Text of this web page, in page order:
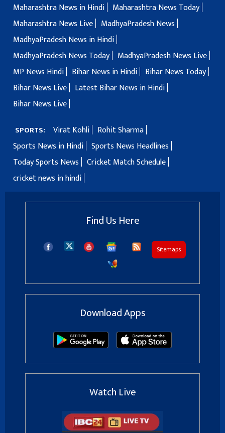
Maharashtra News in Hindi
Maharashtra News Today
Maharashtra News Live
MadhyaPradesh News
MadhyaPradesh News in Hindi
MadhyaPradesh News Today
MadhyaPradesh News Live
MP News Hindi
Bihar News in Hindi
Bihar News Today
Bihar News Live
Latest Bihar News in Hindi
Bihar News Live
SPORTS: Virat Kohli
Rohit Sharma
Sports News in Hindi Sports News Headlines
Today Sports News
Cricket Match Schedule
cricket news in hindi
Find Us Here
Sitemaps
Download Apps
Watch Live